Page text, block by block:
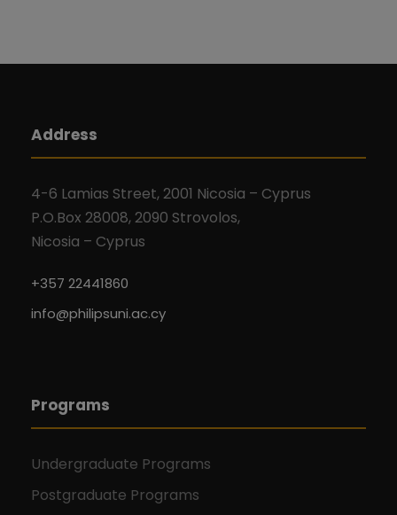
Address
4-6 Lamias Street, 2001 Nicosia – Cyprus
P.O.Box 28008, 2090 Strovolos,
Nicosia – Cyprus
+357 22441860
info@philipsuni.ac.cy
Programs
Undergraduate Programs
Postgraduate Programs